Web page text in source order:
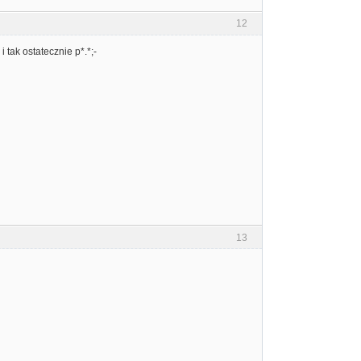
12
tak ostatecznie p*.*;-
13